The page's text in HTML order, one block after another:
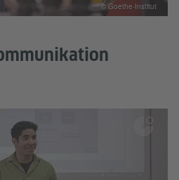
© Goethe-Institut